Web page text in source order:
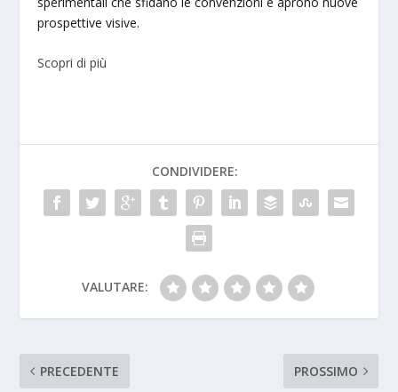
prospettive visive.
Scopri di più
CONDIVIDERE:
VALUTARE:
PRECEDENTE PROSSIMO